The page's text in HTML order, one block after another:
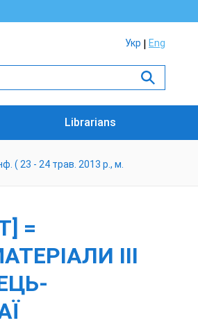
Укр Eng
Librarians
( 23 - 24 трав. 2013 р., м.
=
ІІІ